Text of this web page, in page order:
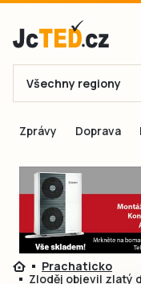
E-mail
Všechny regiony
Zprávy Doprava
Prachaticko
Zloděj objevil zlatý